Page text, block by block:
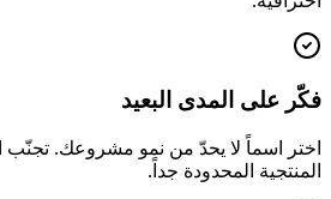
فكّر على المدى البعيد
اختر اسماً لا يحدّ من نمو مشروعك. تجنّب
المنتجية المحدودة جداً.